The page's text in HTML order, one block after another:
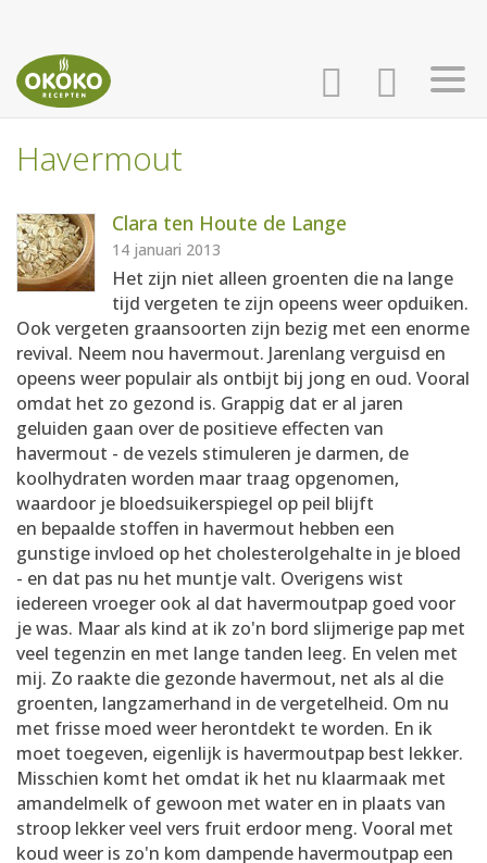
AANMELDEN
RECEPTEN
WEEKMENU'S
KOOKBOEKEN
Havermout
Clara ten Houte de Lange
14 januari 2013
Het zijn niet alleen groenten die na lange
tijd vergeten te zijn opeens weer opduiken.
Ook vergeten graansoorten zijn bezig met een enorme
revival. Neem nou havermout. Jarenlang verguisd en
opeens weer populair als ontbijt bij jong en oud. Vooral
omdat het zo gezond is. Grappig dat er al jaren
geluiden gaan over de positieve effecten van
havermout - de vezels stimuleren je darmen, de
koolhydraten worden maar traag opgenomen,
waardoor je bloedsuikerspiegel op peil blijft
en bepaalde stoffen in havermout hebben een
gunstige invloed op het cholesterolgehalte in je bloed
- en dat pas nu het muntje valt. Overigens wist
iedereen vroeger ook al dat havermoutpap goed voor
je was. Maar als kind at ik zo'n bord slijmerige pap met
veel tegenzin en met lange tanden leeg. En velen met
mij. Zo raakte die gezonde havermout, net als al die
groenten, langzamerhand in de vergetelheid. Om nu
met frisse moed weer herontdekt te worden. En ik
moet toegeven, eigenlijk is havermoutpap best lekker.
Misschien komt het omdat ik het nu klaarmaak met
amandelmelk of gewoon met water en in plaats van
stroop lekker veel vers fruit erdoor meng. Vooral met
koud weer is zo'n kom dampende havermoutpap een